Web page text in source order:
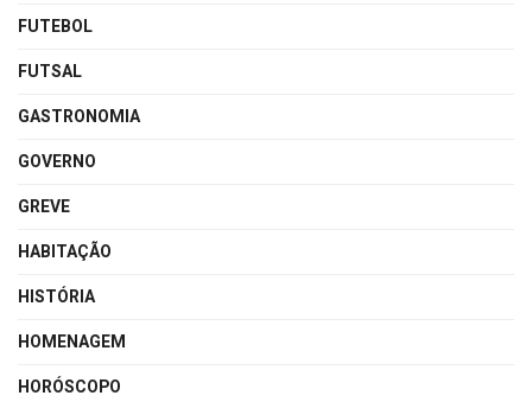
FUTEBOL
FUTSAL
GASTRONOMIA
GOVERNO
GREVE
HABITAÇÃO
HISTÓRIA
HOMENAGEM
HORÓSCOPO